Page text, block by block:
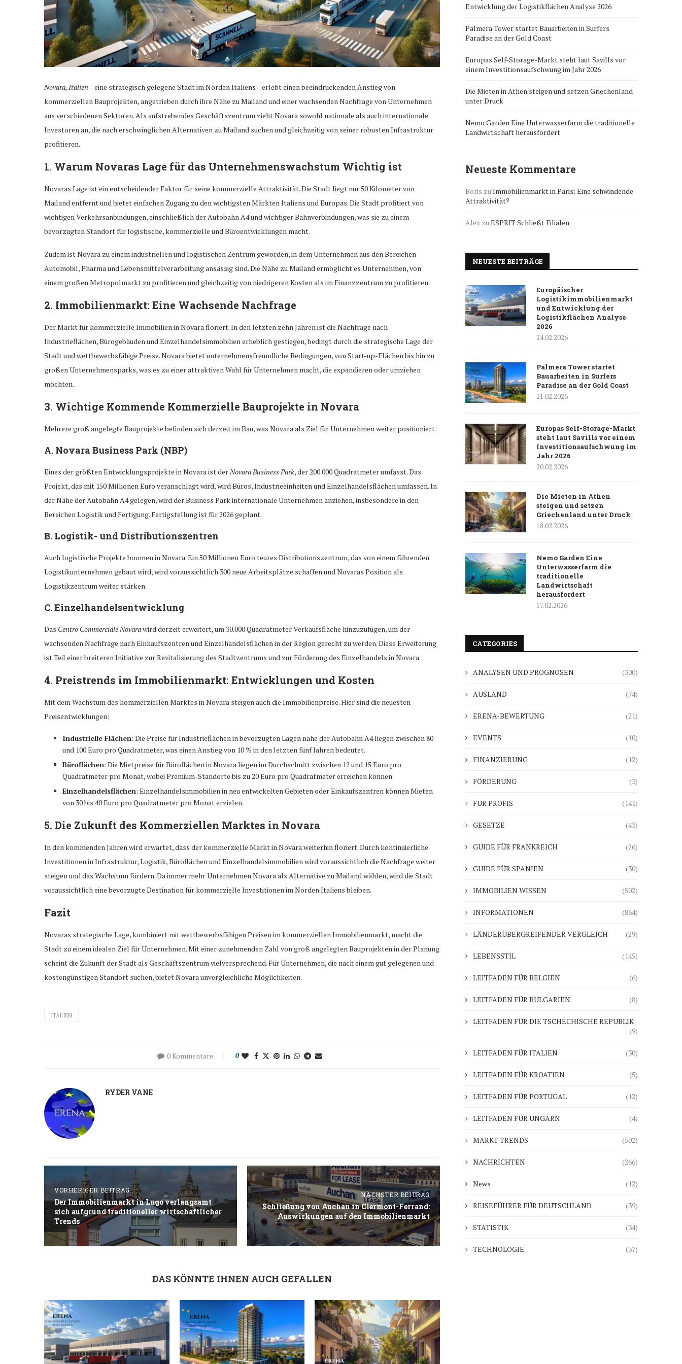
Novara, Italien—eine strategisch gelegene Stadt im Norden Italiens—erlebt einen beeindruckenden Anstieg von
kommerziellen Bauprojekten, angetrieben durch ihre Nähe zu Mailand und einer wachsenden Nachfrage von Unternehmen
aus verschiedenen Sektoren. Als aufstrebendes Geschäftszentrum zieht Novara sowohl nationale als auch internationale
Investoren an, die nach erschwinglichen Alternativen zu Mailand suchen und gleichzeitig von seiner robusten Infrastruktur
profitieren.
1. Warum Novaras Lage für das Unternehmenswachstum Wichtig ist
Novaras Lage ist ein entscheidender Faktor für seine kommerzielle Attraktivität. Die Stadt liegt nur 50 Kilometer von
Mailand entfernt und bietet einfachen Zugang zu den wichtigsten Märkten Italiens und Europas. Die Stadt profitiert von
wichtigen Verkehrsanbindungen, einschließlich der Autobahn A4 und wichtiger Bahnverbindungen, was sie zu einem
bevorzugten Standort für logistische, kommerzielle und Büroentwicklungen macht.
Zudem ist Novara zu einem industriellen und logistischen Zentrum geworden, in dem Unternehmen aus den Bereichen
Automobil, Pharma und Lebensmittelverarbeitung ansässig sind. Die Nähe zu Mailand ermöglicht es Unternehmen, von
einem großen Metropolmarkt zu profitieren und gleichzeitig von niedrigeren Kosten als im Finanzzentrum zu profitieren.
2. Immobilienmarkt: Eine Wachsende Nachfrage
Der Markt für kommerzielle Immobilien in Novara floriert. In den letzten zehn Jahren ist die Nachfrage nach
Industrieflächen, Bürogebäuden und Einzelhandelsimmobilien erheblich gestiegen, bedingt durch die strategische Lage der
Stadt und wettbewerbsfähige Preise. Novara bietet unternehmensfreundliche Bedingungen, von Start-up-Flächen bis hin zu
großen Unternehmensparks, was es zu einer attraktiven Wahl für Unternehmen macht, die expandieren oder umziehen
möchten.
3. Wichtige Kommende Kommerzielle Bauprojekte in Novara
Mehrere groß angelegte Bauprojekte befinden sich derzeit im Bau, was Novara als Ziel für Unternehmen weiter positioniert:
A. Novara Business Park (NBP)
Eines der größten Entwicklungsprojekte in Novara ist derNovara Business Park, der 200.000 Quadratmeter umfasst. Das
Projekt, das mit 150 Millionen Euro veranschlagt wird, wird Büros, Industrieeinheiten und Einzelhandelsflächen umfassen. In
der Nähe der Autobahn A4 gelegen, wird der Business Park internationale Unternehmen anziehen, insbesondere in den
Bereichen Logistik und Fertigung. Fertigstellung ist für 2026 geplant.
B. Logistik- und Distributionszentren
Auch logistische Projekte boomen in Novara. Ein 50 Millionen Euro teures Distributionszentrum, das von einem führenden
Logistikunternehmen gebaut wird, wird voraussichtlich 300 neue Arbeitsplätze schaffen und Novaras Position als
Logistikzentrum weiter stärken.
C.Einzelhandelsentwicklung
Das Centro Commerciale Novarawird derzeit erweitert, um 30.000 Quadratmeter Verkaufsfläche hinzuzufügen, um der
wachsenden Nachfrage nach Einkaufszentren und Einzelhandelsflächen in der Region gerecht zu werden. Diese Erweiterung
ist Teil einer breiteren Initiative zur Revitalisierung des Stadtzentrums und zur Förderung des Einzelhandels in Novara.
4. Preistrends im Immobilienmarkt: Entwicklungen und Kosten
Mit dem Wachstum des kommerziellen Marktes in Novara steigen auch die Immobilienpreise. Hier sind die neuesten
Preisentwicklungen:
Industrielle Flächen: Die Preise für Industrieflächen in bevorzugten Lagen nahe der Autobahn A4 liegen zwischen 80
und 100 Euro pro Quadratmeter, was einen Anstieg von 10 % in den letzten fünf Jahren bedeutet.
Büroflächen: Die Mietpreise für Büroflächen in Novara liegen im Durchschnitt zwischen 12 und 15 Euro pro
Quadratmeter pro Monat, wobei Premium-Standorte bis zu 20 Euro pro Quadratmeter erreichen können.
Einzelhandelsflächen: Einzelhandelsimmobilien in neu entwickelten Gebieten oder Einkaufszentren können Mieten
von 30 bis 40 Euro pro Quadratmeter pro Monat erzielen.
5. Die Zukunft des Kommerziellen Marktes in Novara
In den kommenden Jahren wird erwartet, dass der kommerzielle Markt in Novara weiterhin floriert. Durch kontinuierliche
Investitionen in Infrastruktur, Logistik, Büroflächen und Einzelhandelsimmobilien wird voraussichtlich die Nachfrage weiter
steigen und das Wachstum fördern. Da immer mehr Unternehmen Novara als Alternative zu Mailand wählen, wird die Stadt
voraussichtlich eine bevorzugte Destination für kommerzielle Investitionen im Norden Italiens bleiben.
Fazit
Novaras strategische Lage, kombiniert mit wettbewerbsfähigen Preisen im kommerziellen Immobilienmarkt, macht die
Stadt zu einem idealen Ziel für Unternehmen. Mit einer zunehmenden Zahl von groß angelegten Bauprojekten in der Planung
scheint die Zukunft der Stadt als Geschäftszentrum vielversprechend. Für Unternehmen, die nach einem gut gelegenen und
kostengünstigen Standort suchen, bietet Novara unvergleichliche Möglichkeiten.
ITALIEN
0 Kommentare 0
RYDER VANE
VORHERIGER BEITRAG
Der Immobilienmarkt in Lugo verlangsamt
sich aufgrund traditioneller wirtschaftlicher
Trends
NÄCHSTER BEITRAG
Schließung von Auchan in Clermont-Ferrand:
Auswirkungen auf den Immobilienmarkt
DAS KÖNNTE IHNEN AUCH GEFALLEN
Entwicklung der Logistikflächen Analyse 2026
Palmera Tower startet Bauarbeiten in Surfers
Paradise an der Gold Coast
Europas Self-Storage-Markt steht laut Savills vor
einem Investitionsaufschwung im Jahr 2026
Die Mieten in Athen steigen und setzen Griechenland
unter Druck
Nemo Garden Eine Unterwasserfarm die traditionelle
Landwirtschaft herausfordert
Neueste Kommentare
Boris zuImmobilienmarkt in Paris: Eine schwindende
Attraktivität?
Alex zuESPRIT Schließt Filialen
NEUESTE BEITRÄGE
Europäischer
Logistikimmobilienmarkt
und Entwicklung der
Logistikflächen Analyse
2026
24.02.2026
Palmera Tower startet
Bauarbeiten in Surfers
Paradise an der Gold Coast
21.02.2026
Europas Self-Storage-Markt
steht laut Savills vor einem
Investitionsaufschwung im
Jahr 2026
20.02.2026
Die Mieten in Athen
steigen und setzen
Griechenland unter Druck
18.02.2026
Nemo Garden Eine
Unterwasserfarm die
traditionelle
Landwirtschaft
herausfordert
17.02.2026
CATEGORIES
ANALYSEN UND PROGNOSEN (300)
AUSLAND (74)
ERENA-BEWERTUNG (21)
EVENTS (10)
FINANZIERUNG (12)
FÖRDERUNG (3)
FÜR PROFIS (141)
GESETZE (43)
GUIDE FÜR FRANKREICH (26)
GUIDE FÜR SPANIEN (30)
IMMOBILIEN WISSEN (502)
INFORMATIONEN (864)
LÄNDERÜBERGREIFENDER VERGLEICH (29)
LEBENSSTIL (145)
LEITFADEN FÜR BELGIEN (6)
LEITFADEN FÜR BULGARIEN (8)
LEITFADEN FÜR DIE TSCHECHISCHE REPUBLIK
(9)
LEITFADEN FÜR ITALIEN (30)
LEITFADEN FÜR KROATIEN (5)
LEITFADEN FÜR PORTUGAL (12)
LEITFADEN FÜR UNGARN (4)
MARKT TRENDS (502)
NACHRICHTEN (266)
News (12)
REISEFÜHRER FÜR DEUTSCHLAND (39)
STATISTIK (34)
TECHNOLOGIE (37)